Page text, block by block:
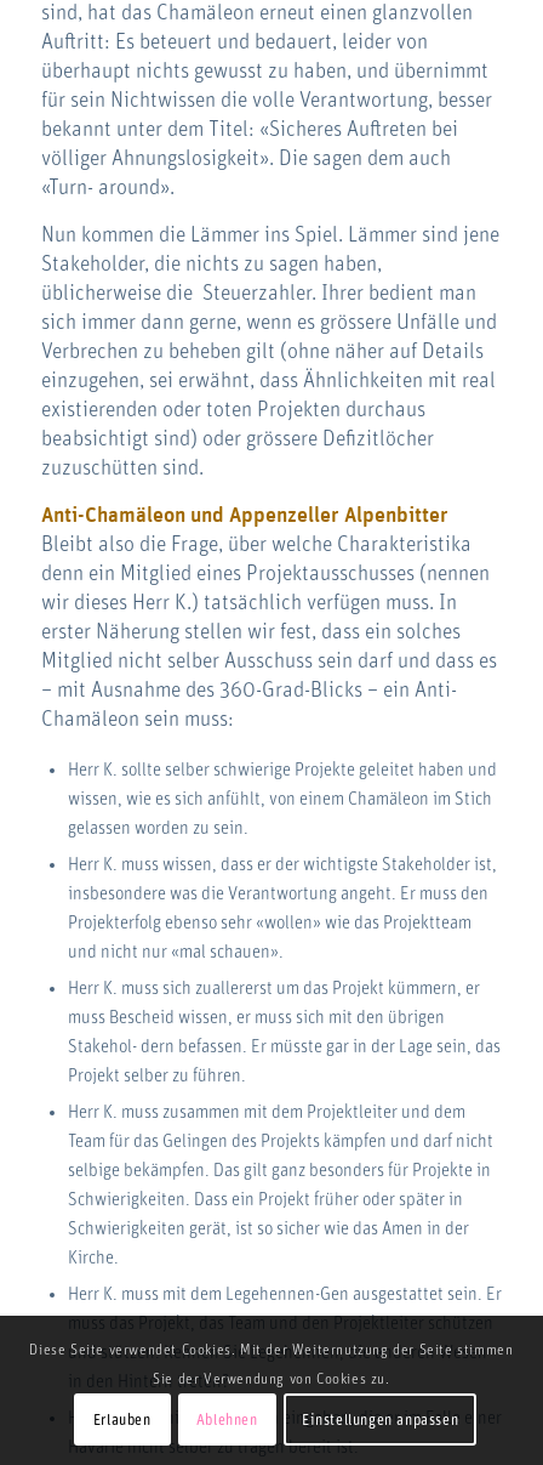
sind, hat das Chamäleon erneut einen glanzvollen
Auftritt: Es beteuert und bedauert, leider von
überhaupt nichts gewusst zu haben, und übernimmt
für sein Nichtwissen die volle Verantwortung, besser
bekannt unter dem Titel: «Sicheres Auftreten bei
völliger Ahnungslosigkeit». Die sagen dem auch
«Turn- around».
Nun kommen die Lämmer ins Spiel. Lämmer sind jene
Stakeholder, die nichts zu sagen haben,
üblicherweise die Steuerzahler. Ihrer bedient man
sich immer dann gerne, wenn es grössere Unfälle und
Verbrechen zu beheben gilt (ohne näher auf Details
einzugehen, sei erwähnt, dass Ähnlichkeiten mit real
existierenden oder toten Projekten durchaus
beabsichtigt sind) oder grössere Defizitlöcher
zuzuschütten sind.
Anti-Chamäleon und Appenzeller Alpenbitter
Bleibt also die Frage, über welche Charakteristika
denn ein Mitglied eines Projektausschusses (nennen
wir dieses Herr K.) tatsächlich verfügen muss. In
erster Näherung stellen wir fest, dass ein solches
Mitglied nicht selber Ausschuss sein darf und dass es
– mit Ausnahme des 360-Grad-Blicks – ein Anti-
Chamäleon sein muss:
Herr K. sollte selber schwierige Projekte geleitet haben und
wissen, wie es sich anfühlt, von einem Chamäleon im Stich
gelassen worden zu sein.
Herr K. muss wissen, dass er der wichtigste Stakeholder ist,
insbesondere was die Verantwortung angeht. Er muss den
Projekterfolg ebenso sehr «wollen» wie das Projektteam
und nicht nur «mal schauen».
Herr K. muss sich zuallererst um das Projekt kümmern, er
muss Bescheid wissen, er muss sich mit den übrigen
Stakehol- dern befassen. Er müsste gar in der Lage sein, das
Projekt selber zu führen.
Herr K. muss zusammen mit dem Projektleiter und dem
Team für das Gelingen des Projekts kämpfen und darf nicht
selbige bekämpfen. Das gilt ganz besonders für Projekte in
Schwierigkeiten. Dass ein Projekt früher oder später in
Schwierigkeiten gerät, ist so sicher wie das Amen in der
Kirche.
Herr K. muss mit dem Legehennen-Gen ausgestattet sein. Er
muss das Projekt, das Team und den Projektleiter schützen
und stützen. Kennen Sie Legehennen, die anderen Wesen
in den Hintern treten?
Herr K. sollte niemals Risiken eingehen, die er im Falle einer
Havarie nicht selber zu tragen bereit ist.
Diese Seite verwendet Cookies. Mit der Weiternutzung der Seite stimmen
Sie der Verwendung von Cookies zu.
Erlauben Ablehnen Einstellungen anpassen